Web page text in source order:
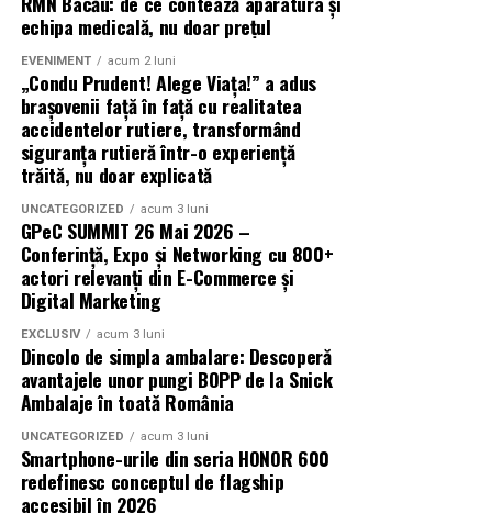
proiecția specială introdusă de regizorul
alături de actorii Ioana State, Vlad și Oana Gherman,
Azaleea Necula și Gabriel Vatavu.
O comedie actuală și spumoasă, filmul
mea”este distribuit de T.R.I.B.E. Films.
TRAILER:https://bit.ly/InPieleaMea
Site oficial:inpieleamea.ro
Mai multe detalii, imagini de la filmări, fragmente din
film, declarații din partea actorilor și informații despre
concursuri sunt disponibile pe paginile social media ale
filmului deFacebook
Adrian Pădurețu semnează imaginea filmului. De sunet
s-a ocupat Bogdan Ivanovici, de scenografie Anca
Miron, iar de costume Francisca Vass.
„În Pielea Mea”este un film produs de: CB MOTION
PICTURES.
echipa medicală, nu doar prețul
EVENIMENT acum 2 luni
„Condu Prudent! Alege Viața!” a adus
brașovenii față în față cu realitatea
accidentelor rutiere, transformând
siguranța rutieră într-o experiență
trăită, nu doar explicată
UNCATEGORIZED acum 3 luni
GPeC SUMMIT 26 Mai 2026 –
Conferință, Expo și Networking cu 800+
actori relevanți din E-Commerce și
Digital Marketing
EXCLUSIV acum 3 luni
Dincolo de simpla ambalare: Descoperă
avantajele unor pungi BOPP de la Snick
Ambalaje în toată România
UNCATEGORIZED acum 3 luni
Smartphone-urile din seria HONOR 600
redefinesc conceptul de flagship
accesibil în 2026